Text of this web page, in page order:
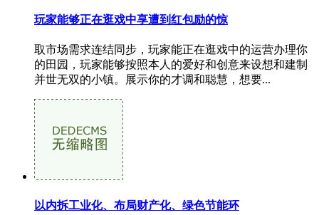
玩家能够正在逛戏中享遭到红包励的惊
取市场需求连结同步，玩家能正在逛戏中的运营办理你
的田园，玩家能够按照本人的爱好和创意来设想和建制
并世无双的小镇。展示你的才调和聪慧，想要...
以内拆工业化、布局财产化、绿色节能环